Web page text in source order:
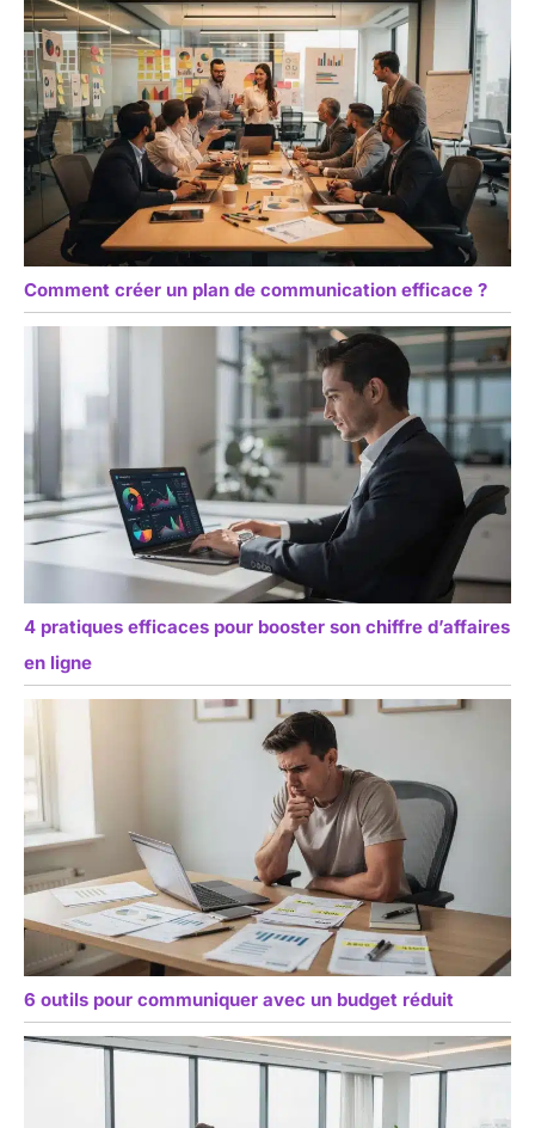
Comment créer un plan de communication efficace ?
4 pratiques efficaces pour booster son chiffre d’affaires
en ligne
6 outils pour communiquer avec un budget réduit